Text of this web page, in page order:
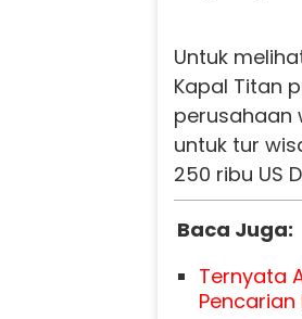
Untuk
Kapal Titan
perusahaan
untuk tur
250 ribu US
Baca Juga:
Ternyata